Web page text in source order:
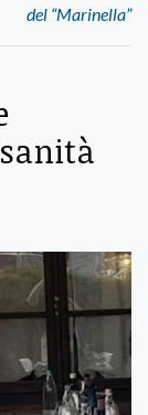
del “Marinella”